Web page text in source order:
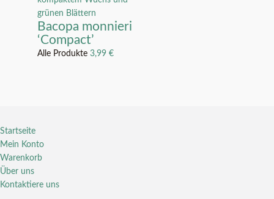
Bacopa monnieri
‘Compact’
Alle Produkte3,99€
Startseite
Mein Konto
Warenkorb
Über uns
Kontaktiere uns